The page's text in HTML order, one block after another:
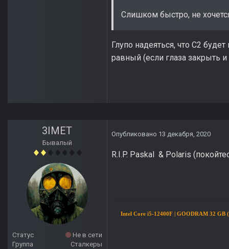
Слишком быстро, не
Глупо надеяться, что С2
равный (если глаза закрыть и
3IMET
Бывалый
Статус
Не в сети
Группа
Сталкеры
Опубликовано 13 декабря, 2020
R.I.P. Paskal & Polaris
Intel Core i5-12400F | GOODRAM 32 GB